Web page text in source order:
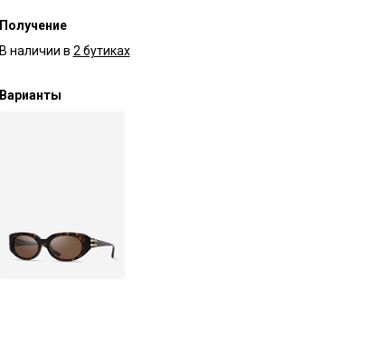
Получение
В наличии в 2 бутиках
Варианты